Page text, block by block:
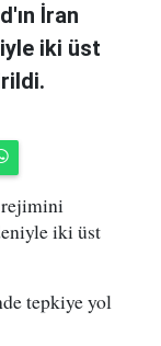
İran
iki üst
iki üst
tepkiye yol